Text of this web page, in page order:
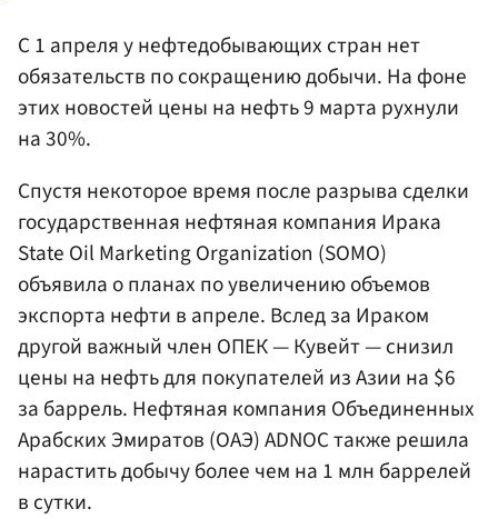
С 1 апреля у нефтедобывающих стран нет
обязательств по сокращению добычи. На фоне
этих новостей цены на нефть 9 марта рухнули
на 30%.
Спустя некоторое время после разрыва сделки
государственная нефтяная компания Ирака
State Oil Marketing Organization (SOMO)
объявила о планах по увеличению объемов
экспорта нефти в апреле. Вслед за Ираком
другой важный член ОПЕК — Кувейт — снизил
цены на нефть для покупателей из Азии на $6
за баррель. Нефтяная компания Объединенных
Арабских Эмиратов (ОАЭ) ADNOC также решила
нарастить добычу более чем на 1 млн баррелей
в сутки.